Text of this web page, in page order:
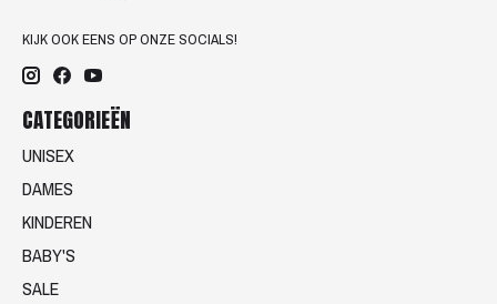
KIJK OOK EENS OP ONZE SOCIALS!
CATEGORIEËN
UNISEX
DAMES
KINDEREN
BABY'S
SALE